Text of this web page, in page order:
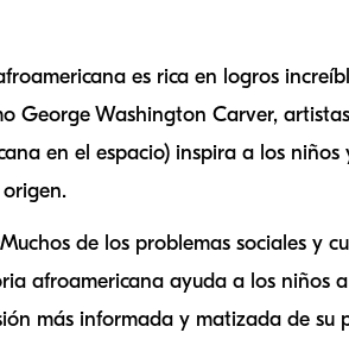
es rica en logros
George Washington Carver,
en el espacio) inspira a los
Muchos de los problemas sociales y
afroamericana ayuda a los niños
más informada y matizada de su